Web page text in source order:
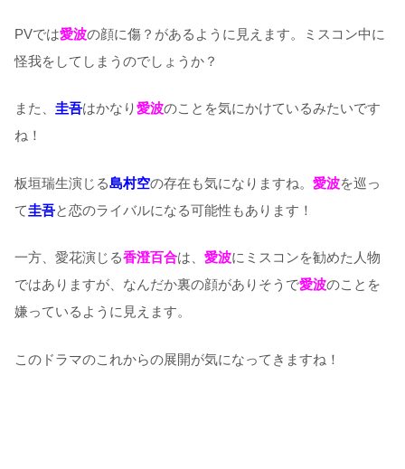
PVでは愛波の顔に傷？があるように見えます。ミスコン中に
怪我をしてしまうのでしょうか？
また、 圭吾はかなり愛波のことを気にかけているみたいです
ね！
板垣瑞生演じる島村空の存在も気になりますね。 愛波を巡っ
て圭吾と恋のライバルになる可能性もあります！
一方、愛花演じる香澄百合は、 愛波にミスコンを勧めた人物
ではありますが、なんだか裏の顔がありそうで愛波のことを
嫌っているように見えます。
このドラマのこれからの展開が気になってきますね！